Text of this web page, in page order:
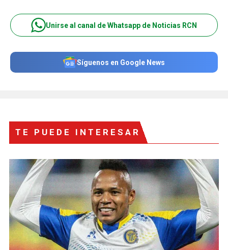
Unirse al canal de Whatsapp de Noticias RCN
Síguenos en Google News
TE PUEDE INTERESAR